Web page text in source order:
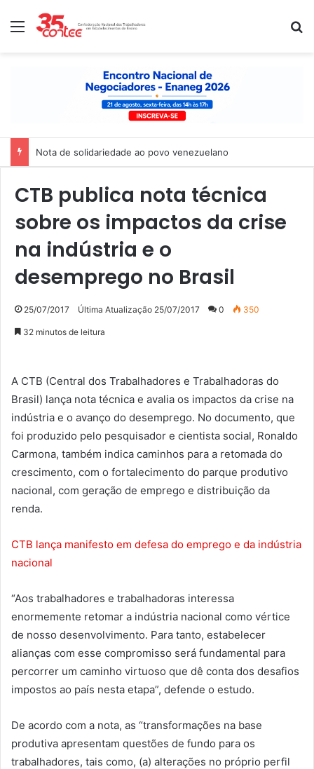
Menu
Nota de solidariedade ao povo venezuelano
CTB publica nota técnica
sobre os impactos da crise
na indústria e o
desemprego no Brasil
25/07/2017 Última Atualização 25/07/2017 0 350
32 minutos de leitura
A CTB (Central dos Trabalhadores e Trabalhadoras do
Brasil) lança nota técnica e avalia os impactos da crise na
indústria e o avanço do desemprego. No documento, que
foi produzido pelo pesquisador e cientista social, Ronaldo
Carmona, também indica caminhos para a retomada do
crescimento, com o fortalecimento do parque produtivo
nacional, com geração de emprego e distribuição da
renda.
CTB lança manifesto em defesa do emprego e da indústria
nacional
“Aos trabalhadores e trabalhadoras interessa
enormemente retomar a indústria nacional como vértice
de nosso desenvolvimento. Para tanto, estabelecer
alianças com esse compromisso será fundamental para
percorrer um caminho virtuoso que dê conta dos desafios
impostos ao país nesta etapa”, defende o estudo.
De acordo com a nota, as “transformações na base
produtiva apresentam questões de fundo para os
trabalhadores, tais como, (a) alterações no próprio perfil